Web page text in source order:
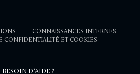
CONNAISSANCES INTERNES
CONFIDENTIALITÉ ET COOKIES
BESOIN D’AIDE ?